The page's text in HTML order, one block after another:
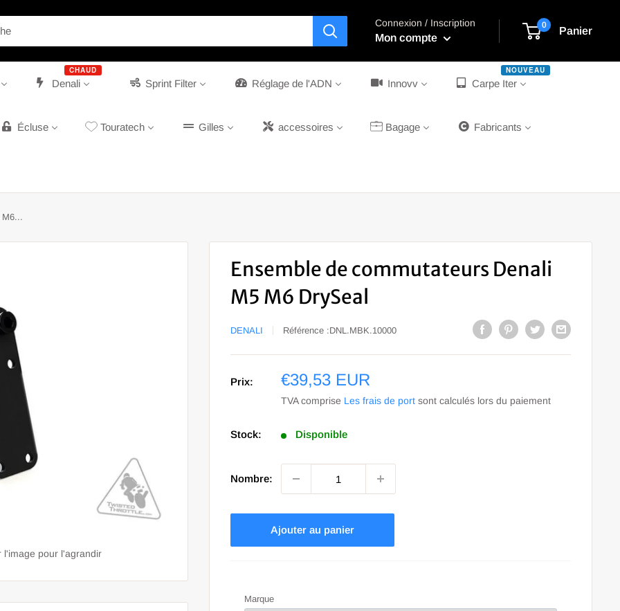
Connexion / Inscription
Mon compte
0
Panier
Denali
CHAUD
Sprint Filter Réglage de l'ADN Innovv Carpe Iter
NOUVEAU
Écluse Touratech Gilles accessoires Bagage Fabricants
M6...
l'image pour l'agrandir
Ensemble de commutateurs Denali
M5 M6 DrySeal
DENALI Référence :DNL.MBK.10000
Prix:
Prix
soldé
€39,53 EUR
TVA comprise Les frais de port sont calculés lors du paiement
Stock: Disponible
Nombre:
Ajouter au panier
Marque